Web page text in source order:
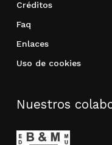
Créditos
Faq
Enlaces
Uso de cookies
Nuestros